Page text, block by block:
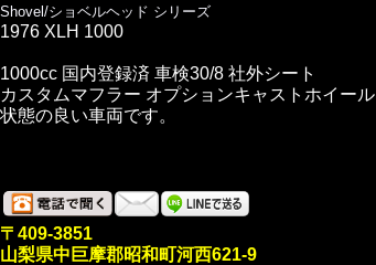
Shovel/ショベルヘッド シリーズ
1976 XLH 1000
1000cc 国内登録済 車検30/8 社外シート
カスタムマフラー オプションキャストホイール
状態の良い車両です。
〒409-3851
山梨県中巨摩郡昭和町河西621-9